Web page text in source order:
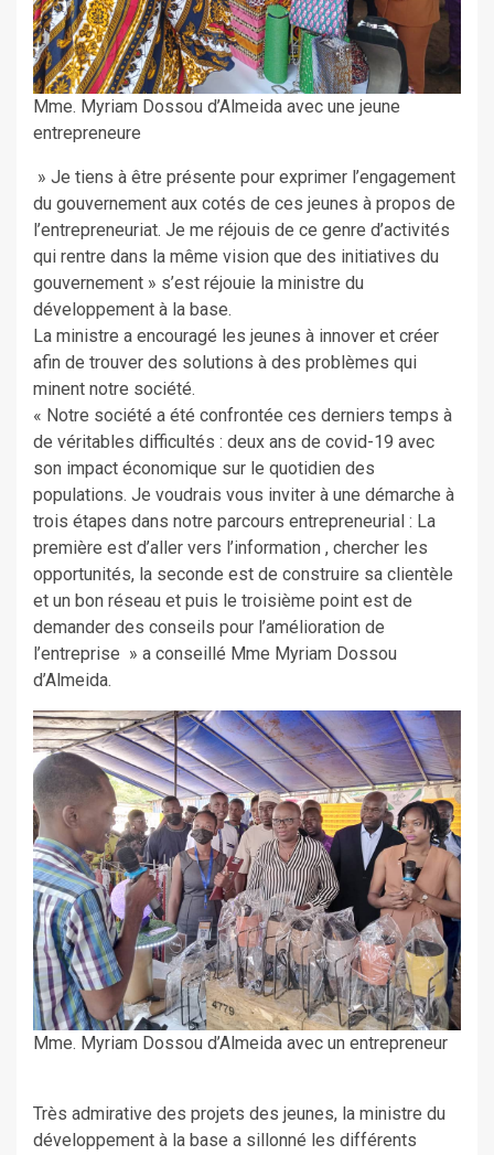
Mme. Myriam Dossou d’Almeida avec une jeune
entrepreneure
» Je tiens à être présente pour exprimer l’engagement
du gouvernement aux cotés de ces jeunes à propos de
l’entrepreneuriat. Je me réjouis de ce genre d’activités
qui rentre dans la même vision que des initiatives du
gouvernement » s’est réjouie la ministre du
développement à la base.
La ministre a encouragé les jeunes à innover et créer
afin de trouver des solutions à des problèmes qui
minent notre société.
« Notre société a été confrontée ces derniers temps à
de véritables difficultés : deux ans de covid-19 avec
son impact économique sur le quotidien des
populations. Je voudrais vous inviter à une démarche à
trois étapes dans notre parcours entrepreneurial : La
première est d’aller vers l’information , chercher les
opportunités, la seconde est de construire sa clientèle
et un bon réseau et puis le troisième point est de
demander des conseils pour l’amélioration de
l’entreprise » a conseillé Mme Myriam Dossou
d’Almeida.
Mme. Myriam Dossou d’Almeida avec un entrepreneur
Très admirative des projets des jeunes, la ministre du
développement à la base a sillonné les différents